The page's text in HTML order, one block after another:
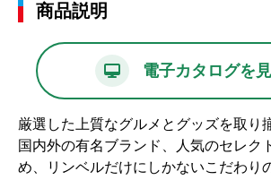
商品説明
電子カタログを
厳選した上質なグルメとグッズを取り
国内外の有名ブランド、人気のセレク
め、リンベルだけにしかないこだわり